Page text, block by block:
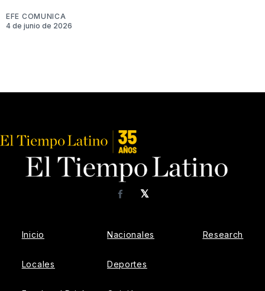
EFE COMUNICA
4 de junio de 2026
𝕏
Facebook
Inicio
Locales
Nacionales
Deportes
Research